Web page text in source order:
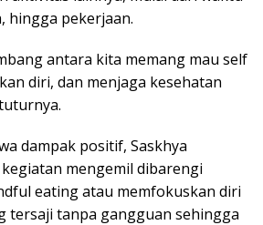
hingga pekerjaan.
antara kita memang mau self
diri, dan menjaga kesehatan
dampak positif, Saskhya
mengemil dibarengi
eating atau memfokuskan diri
tersaji tanpa gangguan sehingga